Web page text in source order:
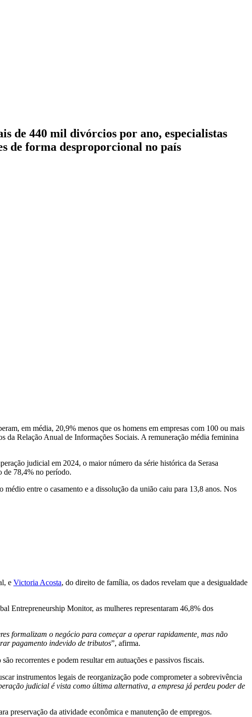
de 440 mil divórcios por ano, especialistas
de forma desproporcional no país
em média, 20,9% menos que os homens em empresas com 100 ou mais
da Relação Anual de Informações Sociais. A remuneração média feminina
judicial em 2024, o maior número da série histórica da Serasa
de 78,4% no período.
entre o casamento e a dissolução da união caiu para 13,8 anos. Nos
e Victoria Acosta, do direito de família, os dados revelam que a desigualdade
Entrepreneurship Monitor, as mulheres representaram 46,8% dos
formalizam o negócio para começar a operar rapidamente, mas não
pagamento indevido de tributos”, afirma.
recorrentes e podem resultar em autuações e passivos fiscais.
instrumentos legais de reorganização pode comprometer a sobrevivência
judicial é vista como última alternativa, a empresa já perdeu poder de
preservação da atividade econômica e manutenção de empregos.